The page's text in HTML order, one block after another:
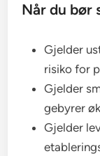
Når du bør
Gjelder
risiko for
Gjelder
gebyrer
Gjelder